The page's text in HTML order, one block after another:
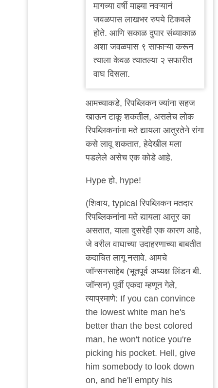
मागच्या वर्षी माझ्या नवऱ्यानं
जवळपास लाखभर रुपये टिकवले
होते. आणि सकाळ दुपार संध्याकाळ
अशा जवळपास ९ साफाऱ्या करून
त्याला केवळ त्यातल्या २ सफारीत
वाघ दिसला.
आमच्याकडे, रिपब्लिकन ज्यांना सहज
खाऊन टाकू शकतील, असलेच लोक
रिपब्लिकनांना मते द्यायला आतुरतेने रांगा
कसे लावू शकतात, हेदेखील मला
पडलेले असेच एक कोडे आहे.
Hype हो, hype!
(शिवाय, typical रिपब्लिकन मतदार
रिपब्लिकनांना मते द्यायला आतुर का
असतात, याला दुसरेही एक कारण आहे,
जे वरील वाघाच्या उदाहरणाच्या बाबतीत
कदाचित लागू नसावे. आमचे
जॉन्सनसाहेब (भूतपूर्व अध्यक्ष लिंडन बी.
जॉन्सन) पूर्वी एकदा म्हणून गेले,
त्याप्रमाणे: If you can convince
the lowest white man he's
better than the best colored
man, he won't notice you're
picking his pocket. Hell, give
him somebody to look down
on, and he'll empty his